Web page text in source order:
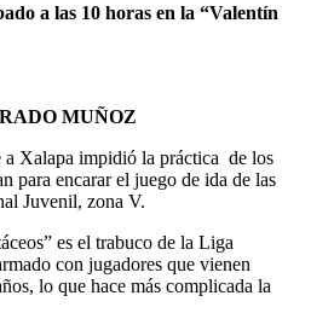
a las 10 horas en la “Valentín
MUÑOZ
a Xalapa impidió la práctica de los
para encarar el juego de ida de las
Juvenil, zona V.
es el trabuco de la Liga
con jugadores que vienen
lo que hace más complicada la